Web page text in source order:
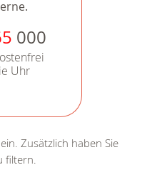
000
Uhr
Zusätzlich haben Sie
filtern.